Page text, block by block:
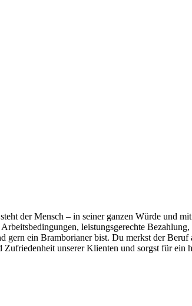
der Mensch – in seiner ganzen Würde und
leistungsgerechte
ein Bramborianer bist. Du merkst der Beruf
unserer Klienten und sorgst für ein